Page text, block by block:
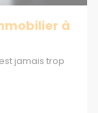
à
jamais trop